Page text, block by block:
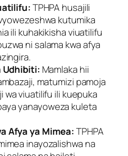
TPHPA husajili
kutumika
ili kuhakikisha viuatilifu
ni salama kwa afya
Udhibiti: Mamlaka hii
matumizi pamoja
wa viuatilifu ili kuepuka
yanayoweza kuleta
Afya ya Mimea:TPHPA
inayozalishwa na